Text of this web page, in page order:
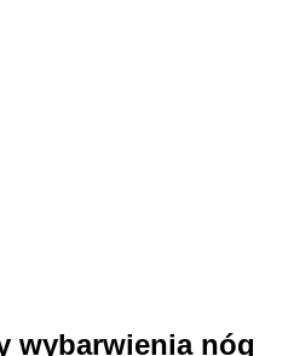
wybarwienia nóg